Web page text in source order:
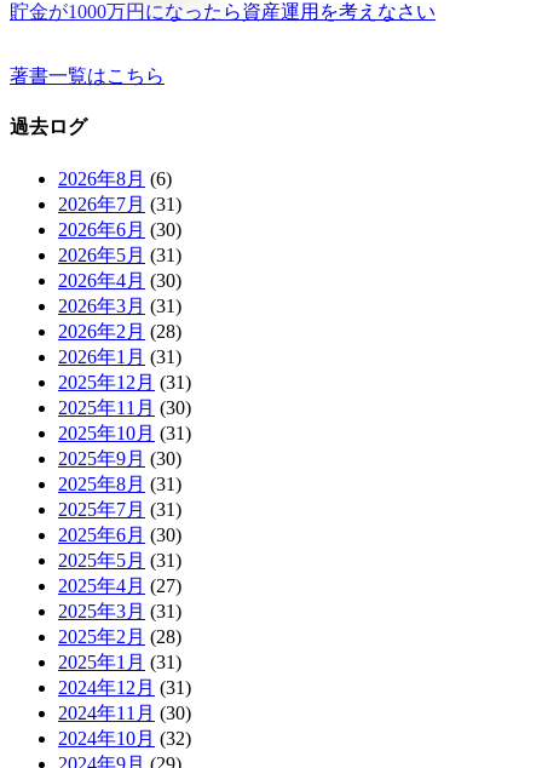
貯金が1000万円になったら資産運用を考えなさい
著書一覧はこちら
過去ログ
2026年8月 (6)
2026年7月 (31)
2026年6月 (30)
2026年5月 (31)
2026年4月 (30)
2026年3月 (31)
2026年2月 (28)
2026年1月 (31)
2025年12月 (31)
2025年11月 (30)
2025年10月 (31)
2025年9月 (30)
2025年8月 (31)
2025年7月 (31)
2025年6月 (30)
2025年5月 (31)
2025年4月 (27)
2025年3月 (31)
2025年2月 (28)
2025年1月 (31)
2024年12月 (31)
2024年11月 (30)
2024年10月 (32)
2024年9月 (29)